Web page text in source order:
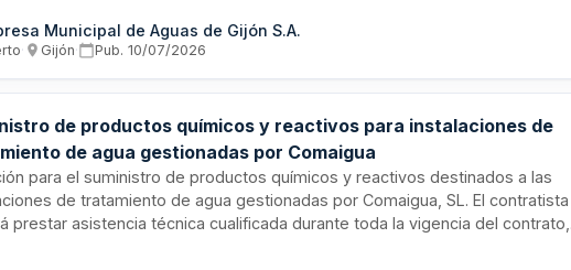
de ejecución, plazos de entrega y cumplimiento de normativas
y laborales aplicables al sector.
Municipal de Aguas de Gijón S.A.
· Gijón· Pub.10/07/2026
de productos químicos y reactivos para instalaciones de
de agua gestionadas por Comaigua
para el suministro de productos químicos y reactivos destinados a las
de tratamiento de agua gestionadas por Comaigua, SL. El contratista
prestar asistencia técnica cualificada durante toda la vigencia del contrato,